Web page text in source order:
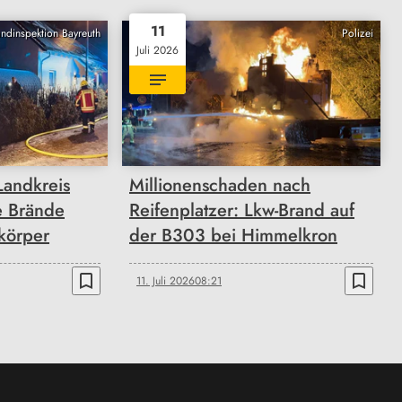
Bayreuth
Brände
bookmark_border
Polizei
11
Juli 2026
Millionenschaden nach
Reifenplatzer: Lkw-Brand auf
der B303 bei Himmelkron
11. Juli 202608:21 bookmark_border